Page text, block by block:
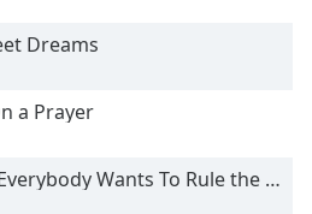
Dreams
a Prayer
Wants To Rule the World